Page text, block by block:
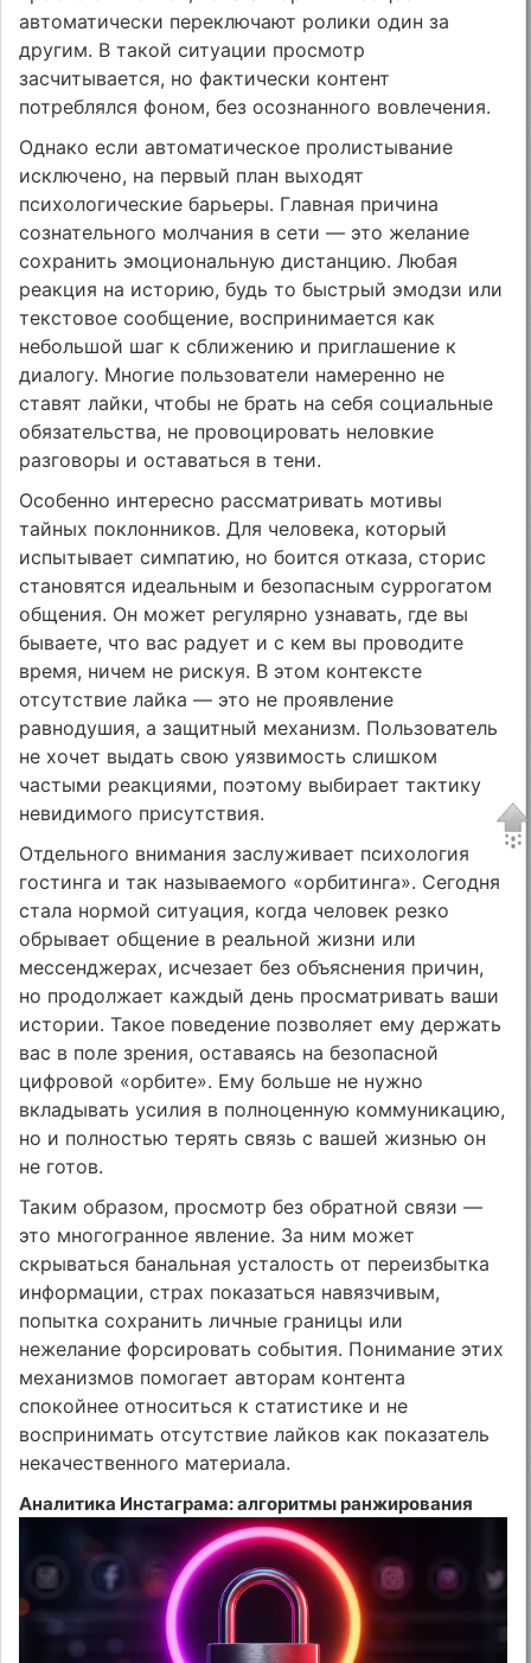
автоматически переключают ролики один за
другим. В такой ситуации просмотр
засчитывается, но фактически контент
потреблялся фоном, без осознанного вовлечения.
Однако если автоматическое пролистывание
исключено, на первый план выходят
психологические барьеры. Главная причина
сознательного молчания в сети — это желание
сохранить эмоциональную дистанцию. Любая
реакция на историю, будь то быстрый эмодзи или
текстовое сообщение, воспринимается как
небольшой шаг к сближению и приглашение к
диалогу. Многие пользователи намеренно не
ставят лайки, чтобы не брать на себя социальные
обязательства, не провоцировать неловкие
разговоры и оставаться в тени.
Особенно интересно рассматривать мотивы
тайных поклонников. Для человека, который
испытывает симпатию, но боится отказа, сторис
становятся идеальным и безопасным суррогатом
общения. Он может регулярно узнавать, где вы
бываете, что вас радует и с кем вы проводите
время, ничем не рискуя. В этом контексте
отсутствие лайка — это не проявление
равнодушия, а защитный механизм. Пользователь
не хочет выдать свою уязвимость слишком
частыми реакциями, поэтому выбирает тактику
невидимого присутствия.
Отдельного внимания заслуживает психология
гостинга и так называемого «орбитинга». Сегодня
стала нормой ситуация, когда человек резко
обрывает общение в реальной жизни или
мессенджерах, исчезает без объяснения причин,
но продолжает каждый день просматривать ваши
истории. Такое поведение позволяет ему держать
вас в поле зрения, оставаясь на безопасной
цифровой «орбите». Ему больше не нужно
вкладывать усилия в полноценную коммуникацию,
но и полностью терять связь с вашей жизнью он
не готов.
Таким образом, просмотр без обратной связи —
это многогранное явление. За ним может
скрываться банальная усталость от переизбытка
информации, страх показаться навязчивым,
попытка сохранить личные границы или
нежелание форсировать события. Понимание этих
механизмов помогает авторам контента
спокойнее относиться к статистике и не
воспринимать отсутствие лайков как показатель
некачественного материала.
Аналитика Инстаграма: алгоритмы ранжирования